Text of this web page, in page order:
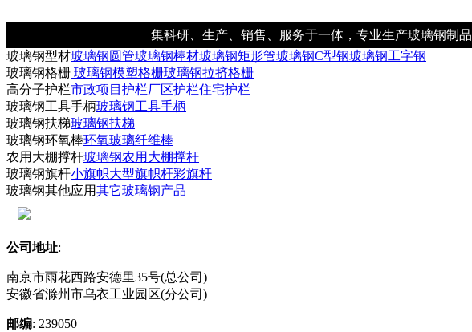
集科研、生产、销售、服务于一体，专业生产玻璃钢制品
玻璃钢型材玻璃钢圆管玻璃钢棒材玻璃钢矩形管玻璃钢C型钢玻璃钢工字钢
玻璃钢格栅 玻璃钢模塑格栅玻璃钢拉挤格栅
高分子护栏市政项目护栏厂区护栏住宅护栏
玻璃钢工具手柄玻璃钢工具手柄
玻璃钢扶梯玻璃钢扶梯
玻璃钢环氧棒环氧玻璃纤维棒
农用大棚撑杆玻璃钢农用大棚撑杆
玻璃钢旗杆小旗帜大型旗帜杆彩旗杆
玻璃钢其他应用其它玻璃钢产品
公司地址:
南京市雨花西路安德里35号(总公司)
安徽省滁州市乌衣工业园区(分公司)
邮编: 239050